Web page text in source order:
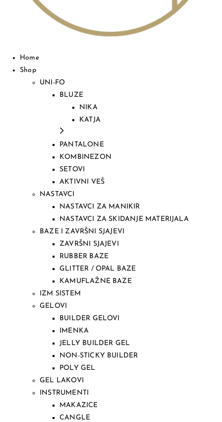
Home
Shop
UNI-FO
BLUZE
NIKA
KATJA
PANTALONE
KOMBINEZON
SETOVI
AKTIVNI VEŠ
NASTAVCI
NASTAVCI ZA MANIKIR
NASTAVCI ZA SKIDANJE MATERIJALA
BAZE I ZAVRŠNI SJAJEVI
ZAVRŠNI SJAJEVI
RUBBER BAZE
GLITTER / OPAL BAZE
KAMUFLAŽNE BAZE
IZM SISTEM
GELOVI
BUILDER GELOVI
IMENKA
JELLY BUILDER GEL
NON-STICKY BUILDER
POLY GEL
GEL LAKOVI
INSTRUMENTI
MAKAZICE
CANGLE